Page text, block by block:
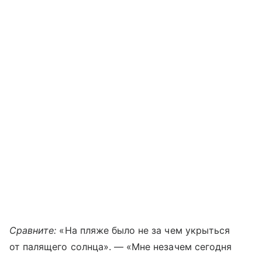
Сравните: «На пляже было не за чем укрыться
от палящего солнца». — «Мне незачем сегодня